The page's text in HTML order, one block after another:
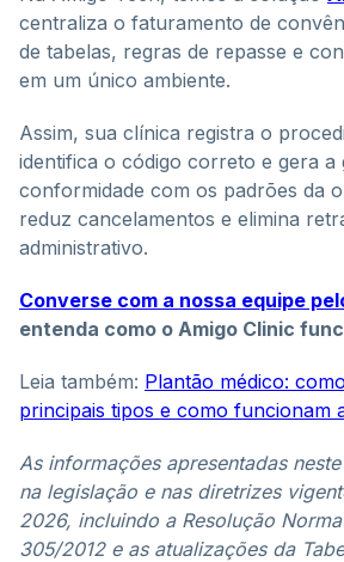
centraliza o faturamento de
de tabelas, regras de repasse e
em um único ambiente.
Assim, sua clínica registra o
identifica o código correto e gera a
conformidade com os padrões da
reduz cancelamentos e elimina
administrativo.
Converse com a nossa equipe
entenda como o Amigo Clinic
Leia também: Plantão médico:
principais tipos e como funcionam
As informações apresentadas
na legislação e nas diretrizes
2026, incluindo a Resolução
305/2012 e as atualizações da